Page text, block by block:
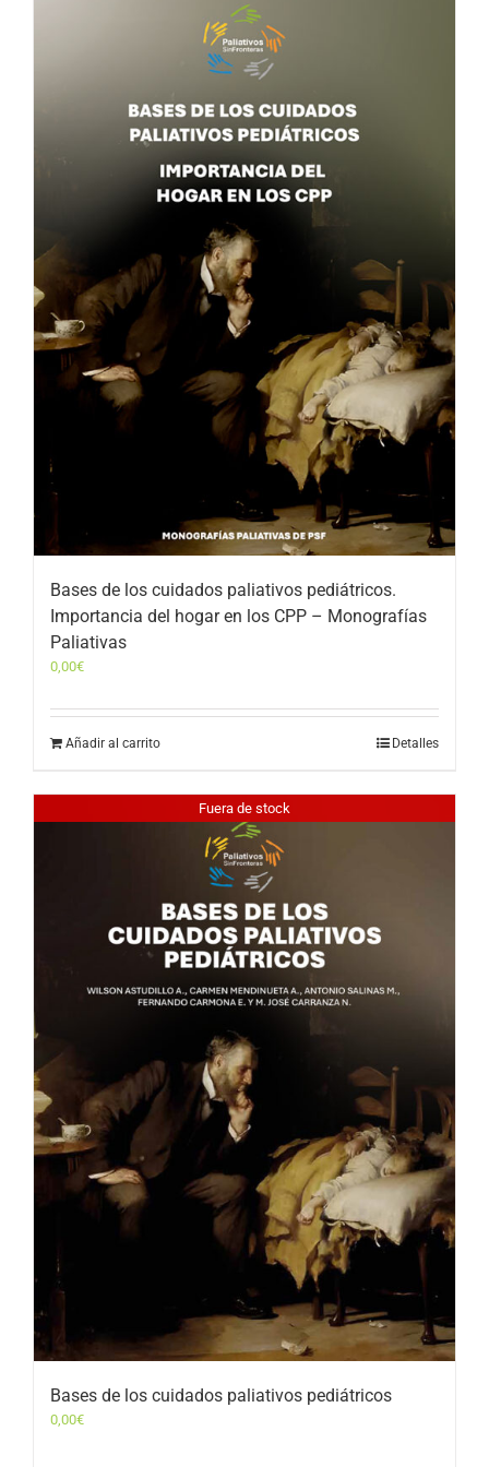
Bases de los cuidados paliativos pediátricos.
Importancia del hogar en los CPP – Monografías
Paliativas
0,00€
Añadir al carrito Detalles
Fuera de stock
Bases de los cuidados paliativos pediátricos
0,00€